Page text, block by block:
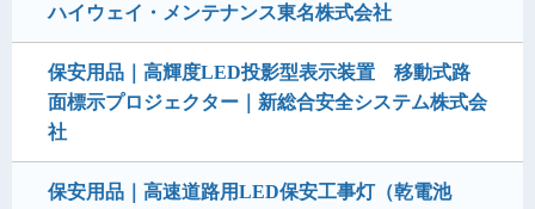
ハイウェイ・メンテナンス東名株式会社
保安用品｜高輝度LED投影型表示装置 移動式路
面標示プロジェクター｜新総合安全システム株式会
社
保安用品｜高速道路用LED保安工事灯（乾電池